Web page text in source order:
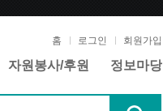
홈 로그인 회원가입
자원봉사/후원 정보마당